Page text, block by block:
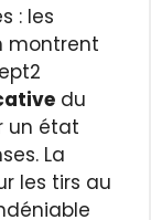
: les
montrent
du
un état
La
les tirs au